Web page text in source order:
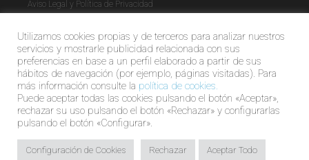
Aviso Legal y Política de Privacidad
Utilizamos cookies propias y de terceros para analizar nuestros
servicios y mostrarle publicidad relacionada con sus
preferencias en base a un perfil elaborado a partir de sus
hábitos de navegación (por ejemplo, páginas visitadas). Para
más información consulte la política de cookies.
Puede aceptar todas las cookies pulsando el botón «Aceptar»,
rechazar su uso pulsando el botón «Rechazar» y configurarlas
pulsando el botón «Configurar».
Configuración de Cookies Rechazar Aceptar Todo